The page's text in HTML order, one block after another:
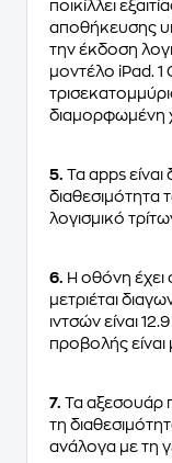
ποικίλλει
αποθήκευσης
την έκδοση
μοντέλο iPad. 1
διαμορφωμένη
5. Τα apps
διαθεσιμότητα
λογισμικό
6. Η οθόνη έχει
μετριέται
ιντσών είναι
προβολής είναι
7. Τα αξεσουάρ
τη
ανάλογα με τη